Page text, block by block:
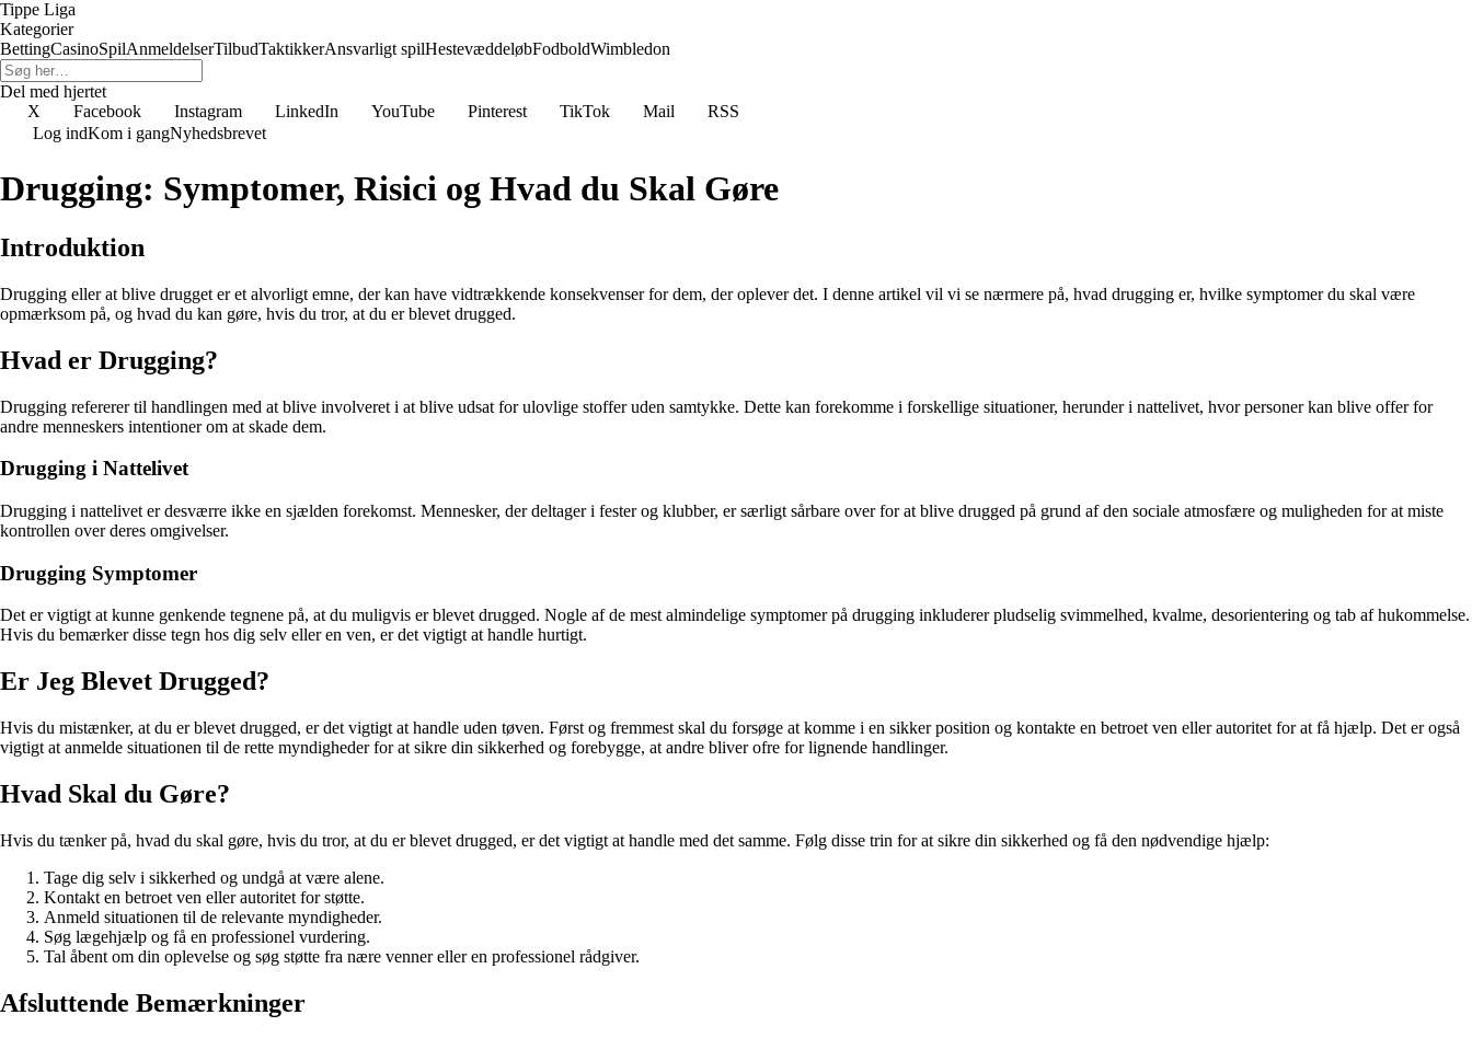
Tippe Liga
Kategorier
BettingCasinoSpilAnmeldelserTilbudTaktikkerAnsvarligt spilHestevæddeløbFodboldWimbledon
Del med hjertet
X
Facebook Instagram LinkedIn YouTube Pinterest TikTok Mail
RSS
Log indKom i gangNyhedsbrevet
Drugging: Symptomer, Risici og Hvad du Skal Gøre
Introduktion
Drugging eller at blive drugget er et alvorligt emne, der kan have vidtrækkende konsekvenser for dem, der oplever det. I denne artikel vil vi se nærmere på, hvad drugging er, hvilke symptomer du skal være
opmærksom på, og hvad du kan gøre, hvis du tror, at du er blevet drugged.
Hvad er Drugging?
Drugging refererer til handlingen med at blive involveret i at blive udsat for ulovlige stoffer uden samtykke. Dette kan forekomme i forskellige situationer, herunder i nattelivet, hvor personer kan blive offer for
andre menneskers intentioner om at skade dem.
Drugging i Nattelivet
Drugging i nattelivet er desværre ikke en sjælden forekomst. Mennesker, der deltager i fester og klubber, er særligt sårbare over for at blive drugged på grund af den sociale atmosfære og muligheden for at miste
kontrollen over deres omgivelser.
Drugging Symptomer
Det er vigtigt at kunne genkende tegnene på, at du muligvis er blevet drugged. Nogle af de mest almindelige symptomer på drugging inkluderer pludselig svimmelhed, kvalme, desorientering og tab af hukommelse.
Hvis du bemærker disse tegn hos dig selv eller en ven, er det vigtigt at handle hurtigt.
Er Jeg Blevet Drugged?
Hvis du mistænker, at du er blevet drugged, er det vigtigt at handle uden tøven. Først og fremmest skal du forsøge at komme i en sikker position og kontakte en betroet ven eller autoritet for at få hjælp. Det er også
vigtigt at anmelde situationen til de rette myndigheder for at sikre din sikkerhed og forebygge, at andre bliver ofre for lignende handlinger.
Hvad Skal du Gøre?
Hvis du tænker på, hvad du skal gøre, hvis du tror, at du er blevet drugged, er det vigtigt at handle med det samme. Følg disse trin for at sikre din sikkerhed og få den nødvendige hjælp:
Tage dig selv i sikkerhed og undgå at være alene.
Kontakt en betroet ven eller autoritet for støtte.
Anmeld situationen til de relevante myndigheder.
Søg lægehjælp og få en professionel vurdering.
Tal åbent om din oplevelse og søg støtte fra nære venner eller en professionel rådgiver.
Afsluttende Bemærkninger